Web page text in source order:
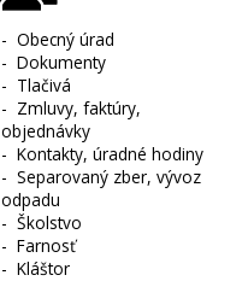
-Obecný úrad
-Dokumenty
- Tlačivá
- Zmluvy, faktúry,
objednávky
-Kontakty, úradné hodiny
-Separovaný zber, vývoz
odpadu
-Školstvo
-Farnosť
-Kláštor